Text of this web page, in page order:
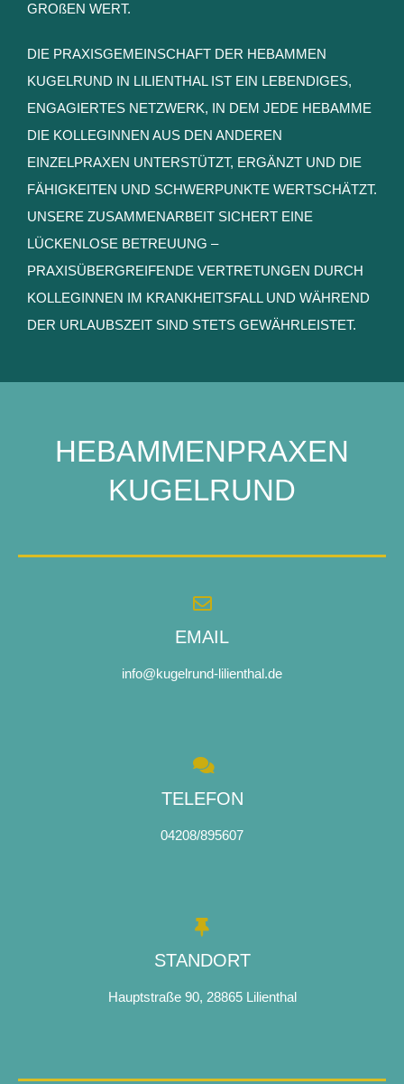
GROßEN WERT.
DIE PRAXISGEMEINSCHAFT DER HEBAMMEN
KUGELRUND IN LILIENTHAL IST EIN LEBENDIGES,
ENGAGIERTES NETZWERK, IN DEM JEDE HEBAMME
DIE KOLLEGINNEN AUS DEN ANDEREN
EINZELPRAXEN UNTERSTÜTZT, ERGÄNZT UND DIE
FÄHIGKEITEN UND SCHWERPUNKTE WERTSCHÄTZT.
UNSERE ZUSAMMENARBEIT SICHERT EINE
LÜCKENLOSE BETREUUNG –
PRAXISÜBERGREIFENDE VERTRETUNGEN DURCH
KOLLEGINNEN IM KRANKHEITSFALL UND WÄHREND
DER URLAUBSZEIT SIND STETS GEWÄHRLEISTET.
HEBAMMENPRAXEN
KUGELRUND
EMAIL
info@kugelrund-lilienthal.de
TELEFON
04208/895607
STANDORT
Hauptstraße 90, 28865 Lilienthal